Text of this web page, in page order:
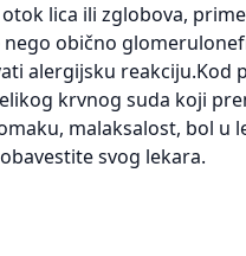
lica ili zglobova,
obično
alergijsku reakciju.Kod
krvnog suda koji
malaksalost, bol u
svog lekara.